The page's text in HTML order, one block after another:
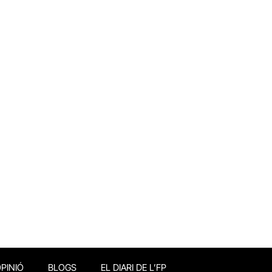
BLOGS EL DIARI DE L’FP